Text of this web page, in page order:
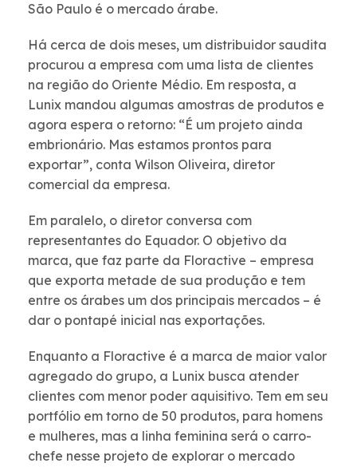
São Paulo é o mercado árabe.
Há cerca de dois meses, um distribuidor saudita
procurou a empresa com uma lista de clientes
na região do Oriente Médio. Em resposta, a
Lunix mandou algumas amostras de produtos e
agora espera o retorno: “É um projeto ainda
embrionário. Mas estamos prontos para
exportar”, conta Wilson Oliveira, diretor
comercial da empresa.
Em paralelo, o diretor conversa com
representantes do Equador. O objetivo da
marca, que faz parte da Floractive – empresa
que exporta metade de sua produção e tem
entre os árabes um dos principais mercados – é
dar o pontapé inicial nas exportações.
Enquanto a Floractive é a marca de maior valor
agregado do grupo, a Lunix busca atender
clientes com menor poder aquisitivo. Tem em seu
portfólio em torno de 50 produtos, para homens
e mulheres, mas a linha feminina será o carro-
chefe nesse projeto de explorar o mercado